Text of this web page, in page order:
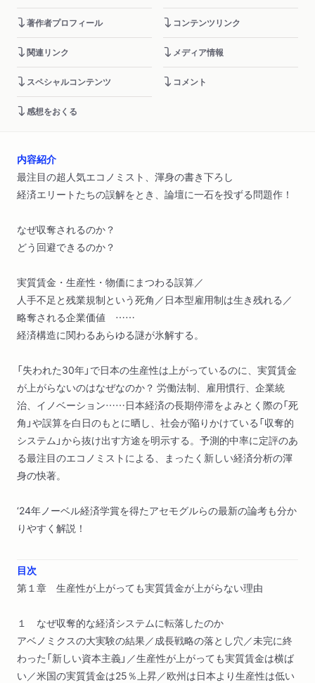
著作者プロフィール コンテンツリンク
関連リンク メディア情報
スペシャルコンテンツ コメント
感想をおくる
内容紹介
最注目の超人気エコノミスト、渾身の書き下ろし
経済エリートたちの誤解をとき、論壇に一石を投ずる問題作！
なぜ収奪されるのか？
どう回避できるのか？
実質賃金・生産性・物価にまつわる誤算／
人手不足と残業規制という死角／日本型雇用制は生き残れる／
略奪される企業価値 ……
経済構造に関わるあらゆる謎が氷解する。
「失われた30年」で日本の生産性は上がっているのに、実質賃金
が上がらないのはなぜなのか？ 労働法制、雇用慣行、企業統
治、イノベーション……日本経済の長期停滞をよみとく際の「死
角」や誤算を白日のもとに晒し、社会が陥りかけている「収奪的
システム」から抜け出す方途を明示する。予測的中率に定評のあ
る最注目のエコノミストによる、まったく新しい経済分析の渾
身の快著。
‘24年ノーベル経済学賞を得たアセモグルらの最新の論考も分か
りやすく解説！
目次
第１章 生産性が上がっても実質賃金が上がらない理由
１ なぜ収奪的な経済システムに転落したのか
アベノミクスの大実験の結果／成長戦略の落とし穴／未完に終
わった「新しい資本主義」／生産性が上がっても実質賃金は横ば
い／米国の実質賃金は25％上昇／欧州は日本より生産性は低い